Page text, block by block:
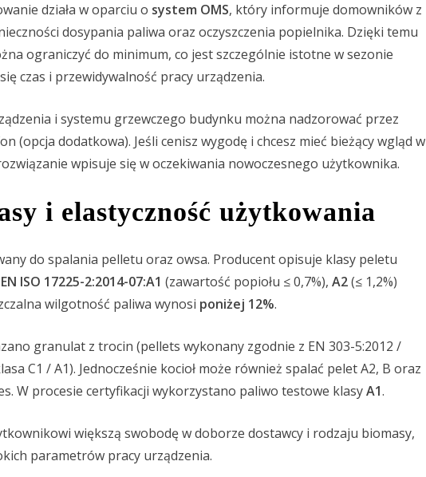
działa w oparciu o system OMS, który informuje domowników z
dosypania paliwa oraz oczyszczenia popielnika. Dzięki temu
ograniczyć do minimum, co jest szczególnie istotne w sezonie
czas i przewidywalność pracy urządzenia.
i systemu grzewczego budynku można nadzorować przez
(opcja dodatkowa). Jeśli cenisz wygodę i chcesz mieć bieżący wgląd w
wpisuje się w oczekiwania nowoczesnego użytkownika.
i elastyczność użytkowania
do spalania pelletu oraz owsa. Producent opisuje klasy peletu
ISO 17225-2:2014-07:A1 (zawartość popiołu ≤ 0,7%), A2(≤ 1,2%)
wilgotność paliwa wynosi poniżej 12%.
granulat z trocin (pellets wykonany zgodnie z EN 303-5:2012 /
C1 / A1). Jednocześnie kocioł może również spalać pelet A2, B oraz
W procesie certyfikacji wykorzystano paliwo testowe klasyA1.
większą swobodę w doborze dostawcy i rodzaju biomasy,
parametrów pracy urządzenia.